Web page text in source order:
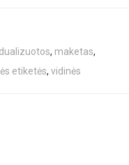
, maketas,
etiketės, vidinės